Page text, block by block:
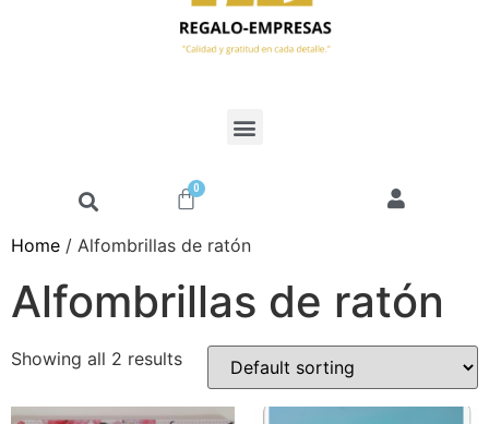
0
Home / Alfombrillas de ratón
Alfombrillas de ratón
Showing all 2 results